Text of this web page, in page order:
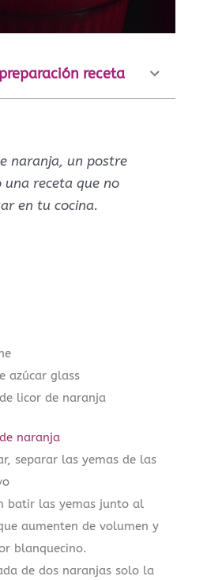
receta
naranja, un postre
una receta que no
en tu cocina.
azúcar glass
licor de naranja
naranja
separar las yemas de las
batir las yemas junto al
aumenten de volumen y
blanquecino.
de dos naranjas solo la